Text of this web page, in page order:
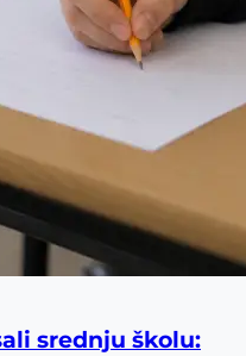
srednju školu: